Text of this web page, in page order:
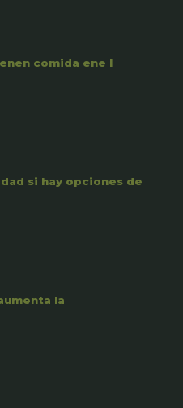
comida ene l
si hay opciones de
la